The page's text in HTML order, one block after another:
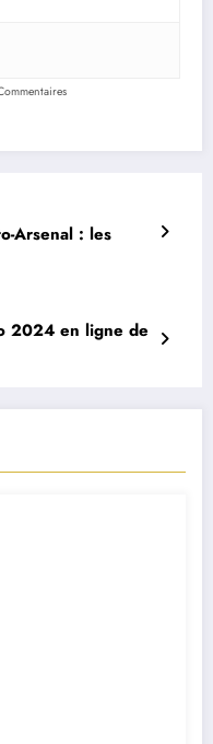
Arsenal : les
2024 en ligne de